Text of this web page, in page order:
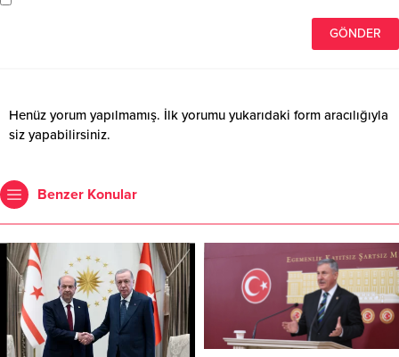
Henüz yorum yapılmamış. İlk yorumu yukarıdaki form aracılığıyla
siz yapabilirsiniz.
Benzer Konular